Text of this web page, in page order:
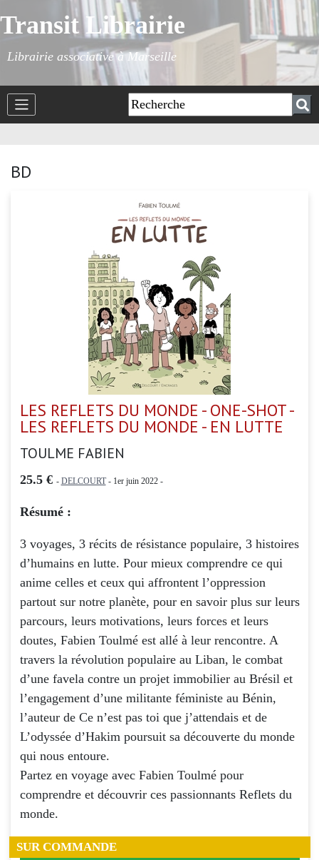
Transit Librairie
Librairie associative à Marseille
BD
LES REFLETS DU MONDE - ONE-SHOT -
LES REFLETS DU MONDE - EN LUTTE
TOULME FABIEN
25.5 € - DELCOURT- 1er juin 2022 -
Résumé :
3 voyages, 3 récits de résistance populaire, 3 histoires
d’humains en lutte. Pour mieux comprendre ce qui
anime celles et ceux qui affrontent l’oppression
partout sur notre planète, pour en savoir plus sur leurs
parcours, leurs motivations, leurs forces et leurs
doutes, Fabien Toulmé est allé à leur rencontre. A
travers la révolution populaire au Liban, le combat
d’une favela contre un projet immobilier au Brésil et
l’engagement d’une militante féministe au Bénin,
l’auteur de Ce n’est pas toi que j’attendais et de
L’odyssée d’Hakim poursuit sa découverte du monde
qui nous entoure.
Partez en voyage avec Fabien Toulmé pour
comprendre et découvrir ces passionnants Reflets du
monde.
SUR COMMANDE